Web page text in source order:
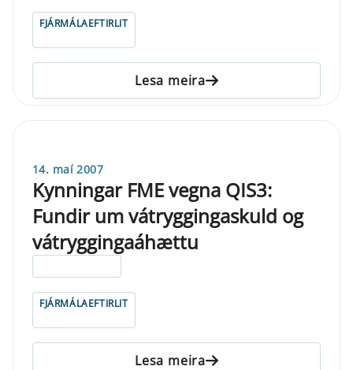
FJÁRMÁLAEFTIRLIT
Lesa meira
14. maí 2007
Kynningar FME vegna QIS3:
Fundir um vátryggingaskuld og
vátryggingaáhættu
FJÁRMÁLAEFTIRLIT
Lesa meira